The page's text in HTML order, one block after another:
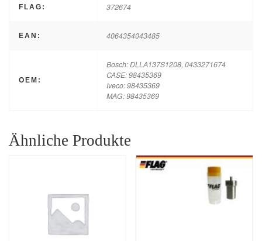
FLAG: 372674
EAN: 4064354043485
OEM:
Bosch: DLLA137S1208, 0433271674
CASE: 98435369
Iveco: 98435369
MAG: 98435369
Ähnliche Produkte